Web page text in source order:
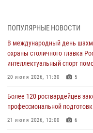
матче в Москве обеспечила
06 августа 2026, 08:30
Столичные росгвардейцы
05 августа 2026, 12:39
Московские росгвардейцы
ПОПУЛЯРНЫЕ НОВОСТИ
В международный день
охраны столичного главка
интеллектуальный спорт
20 июля 2026, 11:30 5
Более 120 росгвардейцев
профессиональной
21 июля 2026, 12:00 6